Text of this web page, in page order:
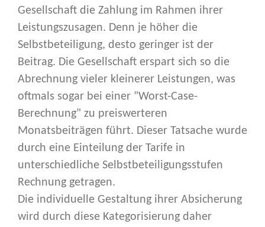
Gesellschaft die Zahlung im Rahmen ihrer
Leistungszusagen. Denn je höher die
Selbstbeteiligung, desto geringer ist der
Beitrag. Die Gesellschaft erspart sich so die
Abrechnung vieler kleinerer Leistungen, was
oftmals sogar bei einer "Worst-Case-
Berechnung" zu preiswerteren
Monatsbeiträgen führt. Dieser Tatsache wurde
durch eine Einteilung der Tarife in
unterschiedliche Selbstbeteiligungsstufen
Rechnung getragen.
Die individuelle Gestaltung ihrer Absicherung
wird durch diese Kategorisierung daher